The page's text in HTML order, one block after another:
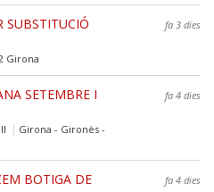
SUBSTITUCIÓ
fa 3 dies
Girona
SETEMBRE I
fa 4 dies
Girona - Gironès -
BOTIGA DE
fa 4 dies